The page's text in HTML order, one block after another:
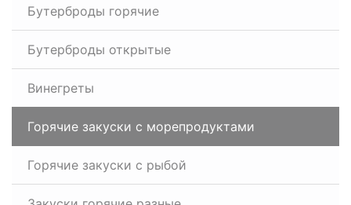
Бутерброды горячие
Бутерброды открытые
Винегреты
Горячие закуски с морепродуктами
Горячие закуски с рыбой